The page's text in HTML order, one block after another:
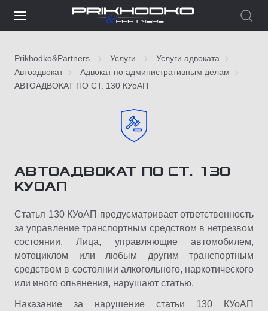
Prikhodko&Partners Услуги
Услуги адвоката
Автоадвокат
Адвокат по административным делам
АВТОАДВОКАТ ПО СТ. 130 КУоАП
АВТОАДВОКАТ ПО СТ. 130
КУОАП
Статья 130 КУоАП предусматривает ответственность
за управление транспортным средством в нетрезвом
состоянии. Лица, управляющие автомобилем,
мотоциклом или любым другим транспортным
средством в состоянии алкогольного, наркотического
или иного опьянения, нарушают статью.
Наказание за нарушение статьи 130 КУоАП